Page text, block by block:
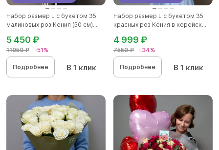
Набор размер L с букетом 35
малиновых роз Кения (50 см)...
11050 ₽ -51%
5 450 ₽
Подробнее В 1 клик
Набор размер L с букетом 35
красных роз Кения в корейск...
7550 ₽ -34%
4 999 ₽
Подробнее В 1 клик